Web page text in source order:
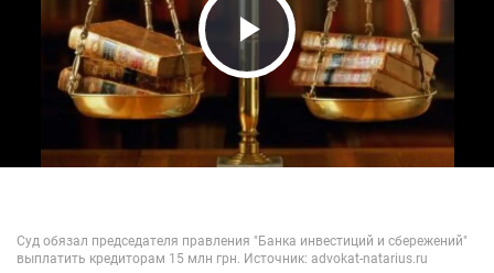
Play Video